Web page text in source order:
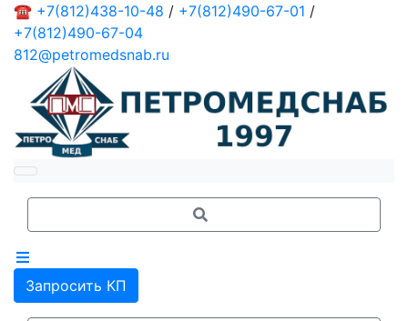
☎ +7(812)438-10-48 / +7(812)490-67-01 /
+7(812)490-67-04
812@petromedsnab.ru
Запросить КП